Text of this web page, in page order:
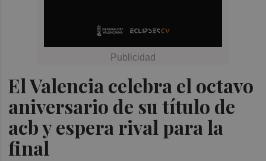
El Valencia celebra el octavo
aniversario de su título de
acb y espera rival para la
final